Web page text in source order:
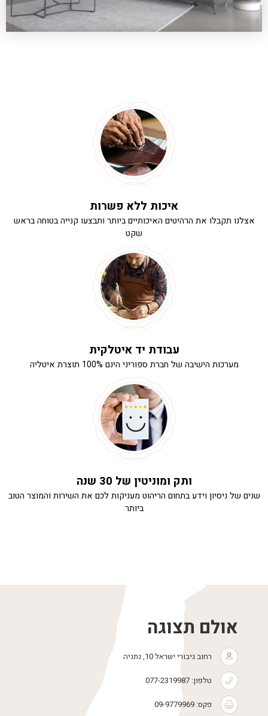
איכות ללא פשרות
אצלנו תקבלו את הרהיטים האיכותיים ביותר ותבצעו קנייה בטוחה בראש
שקט
עבודת יד איטלקית
מערכות הישיבה של חברת ספוריני הינם 100% תוצרת איטליה
ותק ומוניטין של 30 שנה
שנים של ניסיון וידע בתחום הריהוט מעניקות לכם את השירות והמוצר הטוב
ביותר
אולם תצוגה
רחוב גיבורי ישראל 10, נתניה
טלפון: 077-2319987
פקס: 09-9779969